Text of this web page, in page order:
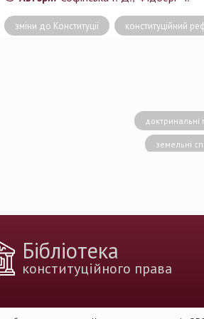
зміни до Конституції конституційний
доктринальні
земельні
Голова
Бібліотека
конституційного права